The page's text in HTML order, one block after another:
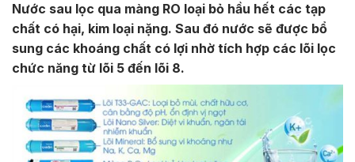
Nước sau lọc qua màng RO loại bỏ hầu hết các tạp
chất có hại, kim loại nặng. Sau đó nước sẽ được bổ
sung các khoáng chất có lợi nhờ tích hợp các lõi lọc
chức năng từ lõi 5 đến lõi 8.